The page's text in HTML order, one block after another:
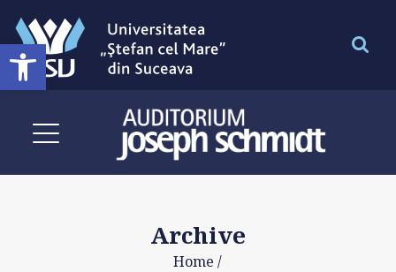
Deschide bara de unelte
Archive
Home /